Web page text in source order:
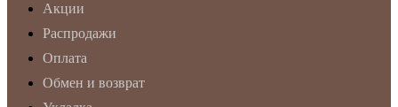
Акции
Распродажи
Оплата
Обмен и возврат